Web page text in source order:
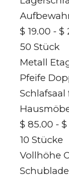
$ 19.00 - $
50 Stück
Metall
Pfeife
$ 85.00 - $
10 Stücke
Vollhöhe